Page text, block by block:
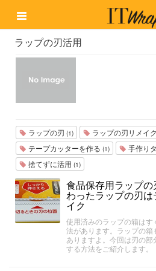
ラップの刃活用
ラップの刃 (1) ラップの刃リメイク
テープカッターを作る (1) 手作り
捨てずに活用 (1)
食品保存用ラップ
わったラップの刃
イク
使用済みのラップの箱は
法があります。ラップの
ありますよ。今回は刃の
する方法をご紹介します。